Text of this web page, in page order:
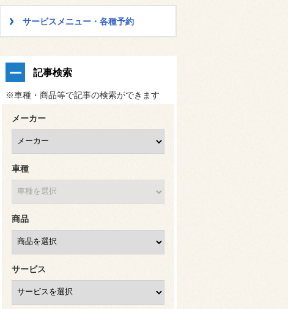
サービスメニュー・各種予約
記事検索
※車種・商品等で記事の検索ができます
メーカー
車種
商品
サービス